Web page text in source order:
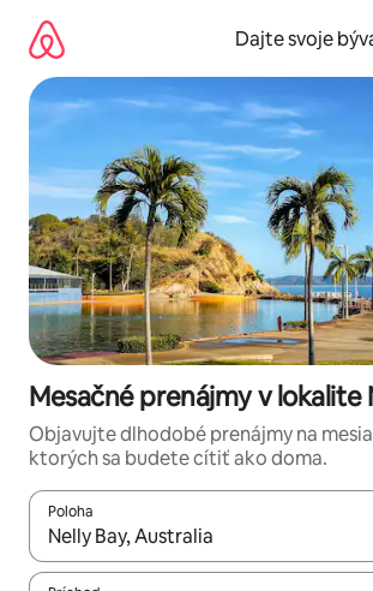
obsah.
Dajte svoje
Mesačné prenájmy v lokalite
Objavujte dlhodobé prenájmy na
ktorých sa budete cítiť ako doma.
Poloha
Keď budú výsledky k dispozícii, môžete